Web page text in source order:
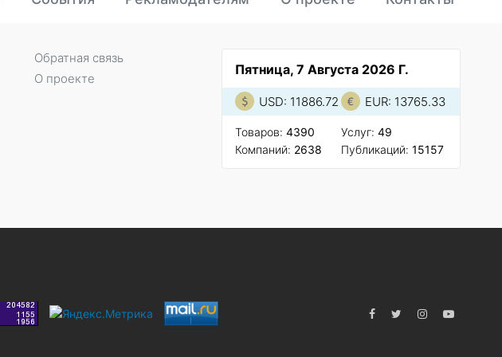
Пятница, 7 Августа 2026 Г.
USD: 11886.72 EUR: 13765.33
Товаров: 4390
Компаний: 2638
Услуг: 49
Публикаций: 15157
Обратная связь
О проекте